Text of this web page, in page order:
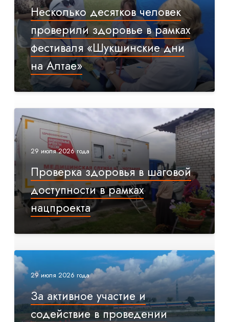
Несколько десятков человек
проверили здоровье в рамках
фестиваля «Шукшинские дни
на Алтае»
29 июля 2026 года
Проверка здоровья в шаговой
доступности в рамках
нацпроекта
29 июля 2026 года
За активное участие и
содействие в проведении